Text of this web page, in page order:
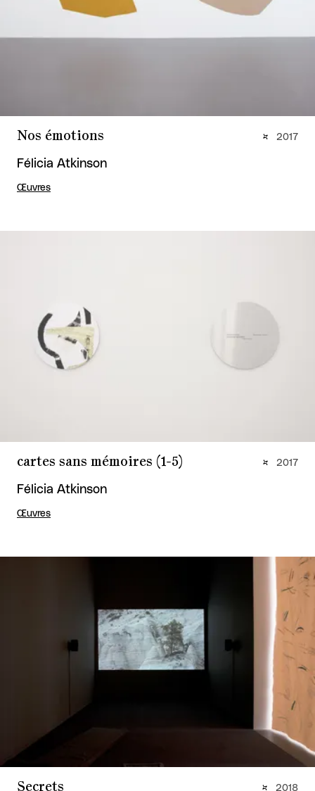
Nos émotions
Félicia Atkinson
Œuvres
2017
cartes sans mémoires (1-5)
Félicia Atkinson
Œuvres
2017
Secrets 2018